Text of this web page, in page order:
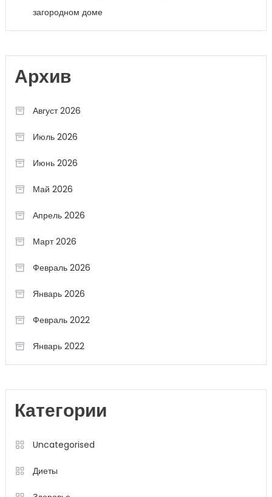
загородном доме
Архив
Август 2026
Июль 2026
Июнь 2026
Май 2026
Апрель 2026
Март 2026
Февраль 2026
Январь 2026
Февраль 2022
Январь 2022
Категории
Uncategorised
Диеты